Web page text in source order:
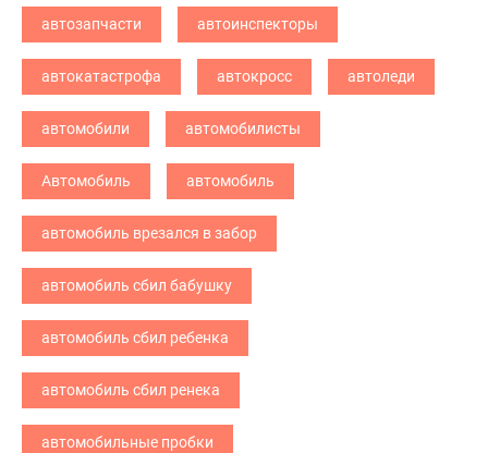
автозапчасти автоинспекторы
автокатастрофа автокросс автоледи
автомобили автомобилисты
Автомобиль автомобиль
автомобиль врезался в забор
автомобиль сбил бабушку
автомобиль сбил ребенка
автомобиль сбил ренека
автомобильные пробки